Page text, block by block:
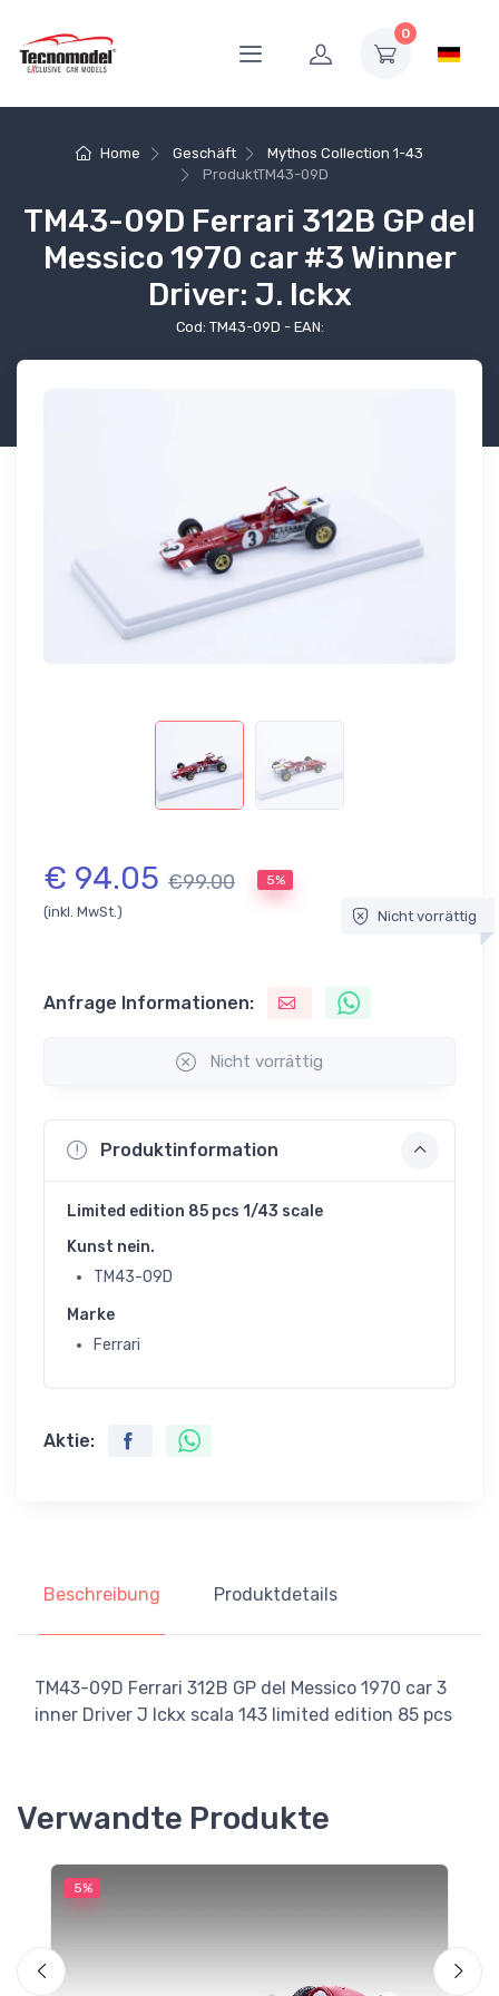
0
Home Geschäft
Mythos Collection 1-43
ProduktTM43-09D
TM43-09D Ferrari 312B GP del
Messico 1970 car #3 Winner
Driver: J. Ickx
Cod: TM43-09D - EAN:
€ 94.05 €99.00 5%
(inkl. MwSt.) Nicht vorrättig
Anfrage Informationen:
Nicht vorrättig
Produktinformation
Limited edition 85 pcs 1/43 scale
Kunst nein.
TM43-09D
Marke
Ferrari
Aktie:
Beschreibung Produktdetails
TM43-09D Ferrari 312B GP del Messico 1970 car 3
inner Driver J Ickx scala 143 limited edition 85 pcs
Verwandte Produkte
5%